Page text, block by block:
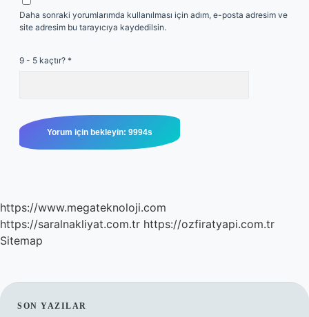
Daha sonraki yorumlarımda kullanılması için adım, e-posta adresim ve
site adresim bu tarayıcıya kaydedilsin.
9 - 5 kaçtır? *
https://www.megateknoloji.com
https://saralnakliyat.com.tr https://ozfiratyapi.com.tr
Sitemap
SON YAZILAR